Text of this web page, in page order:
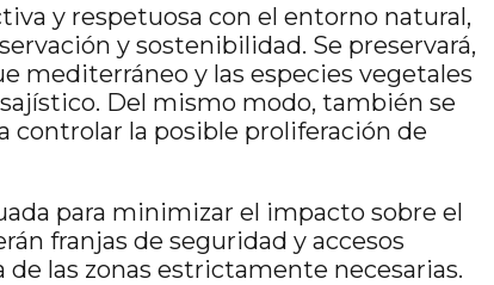
y respetuosa con el entorno natural,
y sostenibilidad. Se preservará,
mediterráneo y las especies vegetales
Del mismo modo, también se
controlar la posible proliferación de
para minimizar el impacto sobre el
franjas de seguridad y accesos
las zonas estrictamente necesarias.